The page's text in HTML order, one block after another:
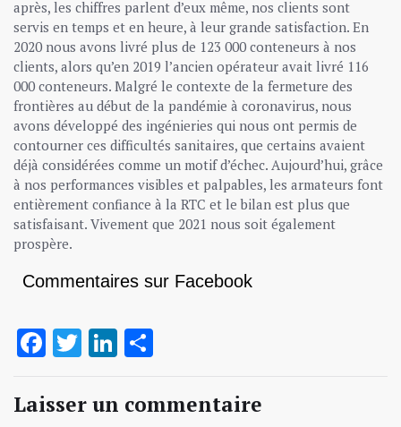
après, les chiffres parlent d’eux même, nos clients sont
servis en temps et en heure, à leur grande satisfaction. En
2020 nous avons livré plus de 123 000 conteneurs à nos
clients, alors qu’en 2019 l’ancien opérateur avait livré 116
000 conteneurs. Malgré le contexte de la fermeture des
frontières au début de la pandémie à coronavirus, nous
avons développé des ingénieries qui nous ont permis de
contourner ces difficultés sanitaires, que certains avaient
déjà considérées comme un motif d’échec. Aujourd’hui, grâce
à nos performances visibles et palpables, les armateurs font
entièrement confiance à la RTC et le bilan est plus que
satisfaisant. Vivement que 2021 nous soit également
prospère.
Commentaires sur Facebook
Facebook
TwitterLinkedIn
Laisser un commentaire